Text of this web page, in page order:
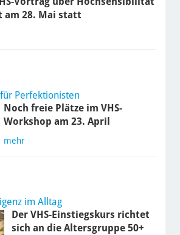
am 28. Mai statt
Perfektionisten
Noch freie Plätze im VHS-
Workshop am 23. April
mehr
im Alltag
Der VHS-Einstiegskurs richtet
sich an die Altersgruppe 50+